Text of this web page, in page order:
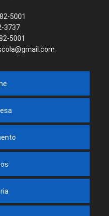
5001
3737
5001